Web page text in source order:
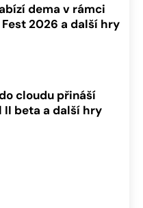
dema v rámci
2026 a další hry
cloudu přináší
II beta a další hry